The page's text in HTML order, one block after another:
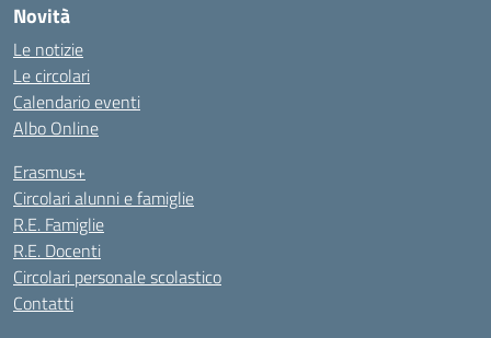
Novità
Le notizie
Le circolari
Calendario eventi
Albo Online
Erasmus+
Circolari alunni e famiglie
R.E. Famiglie
R.E. Docenti
Circolari personale scolastico
Contatti